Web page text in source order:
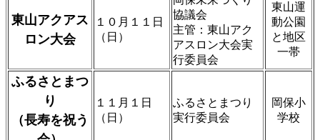
東山アクアス
ロン大会
１０月１１日
（日）
協議会
主管：東山アク
アスロン大会実
行委員会
東山運
動公園
と地区
一帯
ふるさとまつ
り
（長寿を祝う
１１月１日
（日）
ふるさとまつり
実行委員会
岡保小
学校